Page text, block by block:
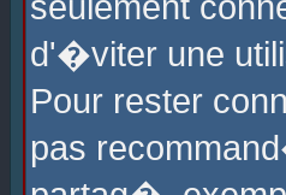
d'�viter une
Pour rester
pas